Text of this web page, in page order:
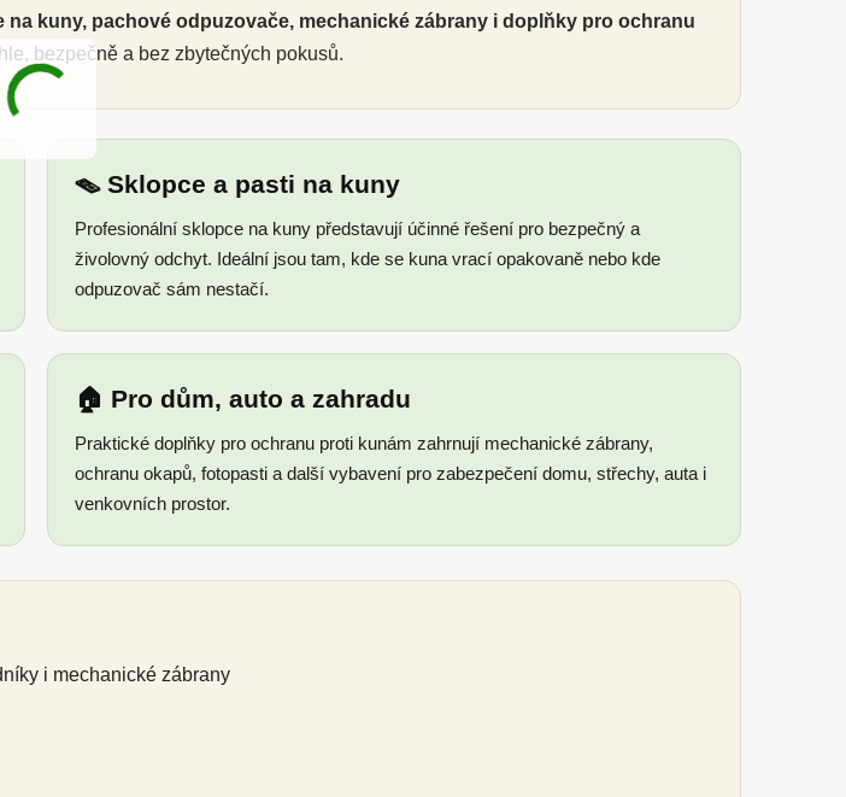
kuny, pachové odpuzovače, mechanické zábrany i doplňky pro ochranu
bezpečně a bez zbytečných pokusů.
🪤 Sklopce a pasti na kuny
Profesionální sklopce na kuny představují účinné řešení pro bezpečný a
živolovný odchyt. Ideální jsou tam, kde se kuna vrací opakovaně nebo kde
odpuzovač sám nestačí.
🏠 Pro dům, auto a zahradu
Praktické doplňky pro ochranu proti kunám zahrnují mechanické zábrany,
ochranu okapů, fotopasti a další vybavení pro zabezpečení domu, střechy, auta i
venkovních prostor.
i mechanické zábrany